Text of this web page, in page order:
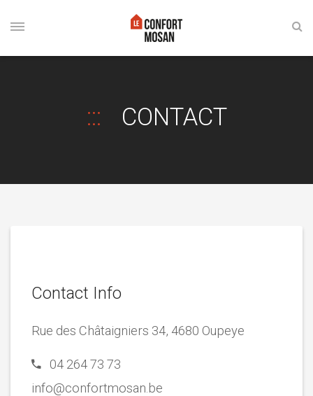
CONTACT
Contact Info
Rue des Châtaigniers 34, 4680 Oupeye
04 264 73 73
info@confortmosan.be